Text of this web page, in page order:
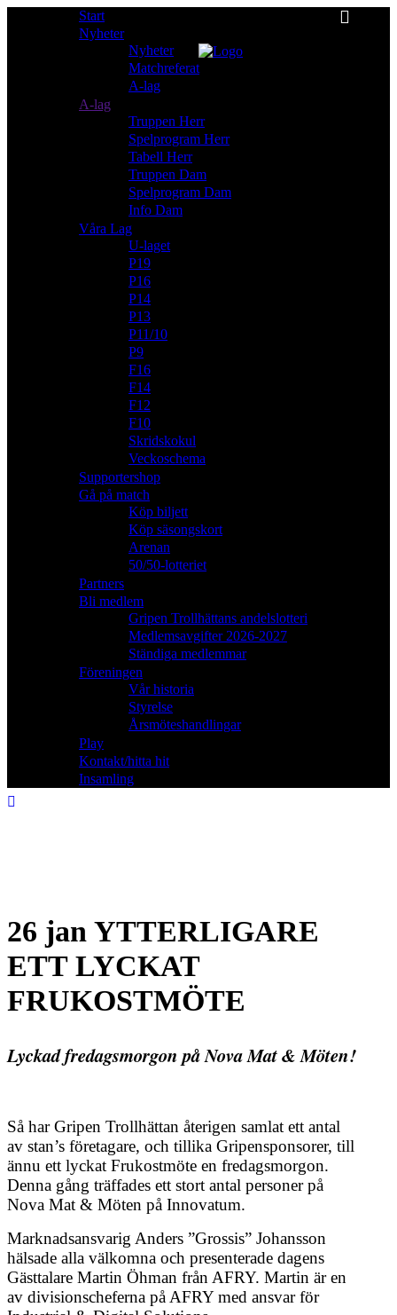
Start
Nyheter
Nyheter
Matchreferat
A-lag
A-lag
Truppen Herr
Spelprogram Herr
Tabell Herr
Truppen Dam
Spelprogram Dam
Info Dam
Våra Lag
U-laget
P19
P16
P14
P13
P11/10
P9
F16
F14
F12
F10
Skridskokul
Veckoschema
Supportershop
Gå på match
Köp biljett
Köp säsongskort
Arenan
50/50-lotteriet
Partners
Bli medlem
Gripen Trollhättans andelslotteri
Medlemsavgifter 2026-2027
Ständiga medlemmar
Föreningen
Vår historia
Styrelse
Årsmöteshandlingar
Play
Kontakt/hitta hit
Insamling
26 jan YTTERLIGARE
ETT LYCKAT
FRUKOSTMÖTE
Lyckad fredagsmorgon på Nova Mat & Möten!
Så har Gripen Trollhättan återigen samlat ett antal
av stan’s företagare, och tillika Gripensponsorer, till
ännu ett lyckat Frukostmöte en fredagsmorgon.
Denna gång träffades ett stort antal personer på
Nova Mat & Möten på Innovatum.
Marknadsansvarig Anders ”Grossis” Johansson
hälsade alla välkomna och presenterade dagens
Gästtalare Martin Öhman från AFRY. Martin är en
av divisionscheferna på AFRY med ansvar för